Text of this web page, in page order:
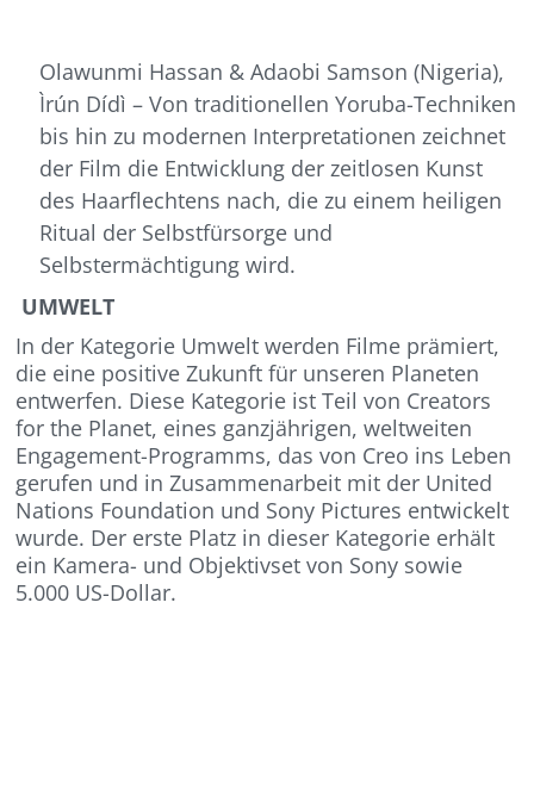
Olawunmi Hassan & Adaobi Samson (Nigeria),
Ìrún Dídì – Von traditionellen Yoruba-Techniken
bis hin zu modernen Interpretationen zeichnet
der Film die Entwicklung der zeitlosen Kunst
des Haarflechtens nach, die zu einem heiligen
Ritual der Selbstfürsorge und
Selbstermächtigung wird.
UMWELT
In der Kategorie Umwelt werden Filme prämiert,
die eine positive Zukunft für unseren Planeten
entwerfen. Diese Kategorie ist Teil von Creators
for the Planet, eines ganzjährigen, weltweiten
Engagement-Programms, das von Creo ins Leben
gerufen und in Zusammenarbeit mit der United
Nations Foundation und Sony Pictures entwickelt
wurde. Der erste Platz in dieser Kategorie erhält
ein Kamera- und Objektivset von Sony sowie
5.000 US-Dollar.